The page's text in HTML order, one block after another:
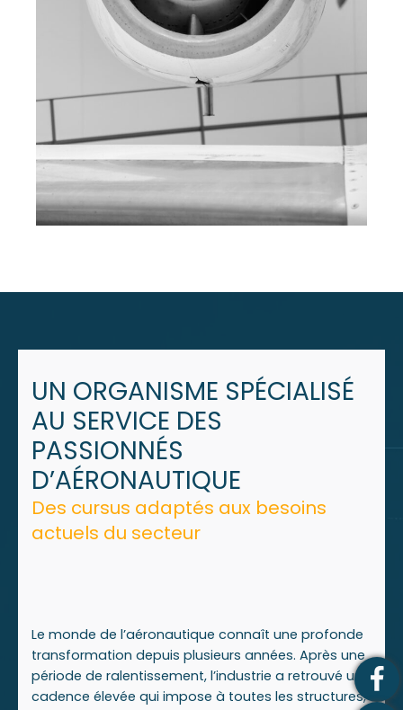
UN ORGANISME SPÉCIALISÉ
AU SERVICE DES
PASSIONNÉS
D’AÉRONAUTIQUE
Des cursus adaptés aux besoins
actuels du secteur
Le monde de l’aéronautique connaît une profonde
transformation depuis plusieurs années. Après une
période de ralentissement, l’industrie a retrouvé une
cadence élevée qui impose à toutes les structures,